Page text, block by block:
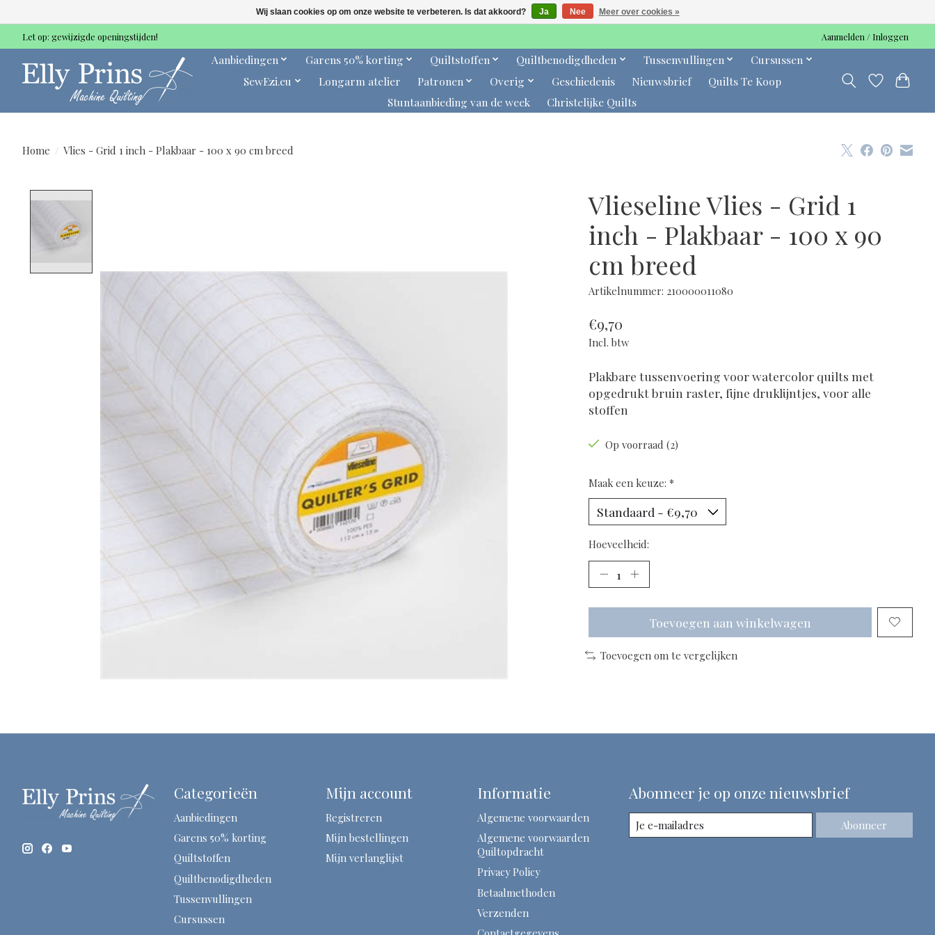
Let op: gewijzigde openingstijden! Aanmelden / Inloggen
Aanbiedingen Garens 50% korting Quiltstoffen Quiltbenodigdheden Tussenvullingen
Cursussen
SewEzi.eu
Longarm atelier Patronen Overig Geschiedenis Nieuwsbrief
Quilts Te Koop
Stuntaanbieding van de week
Christelijke Quilts
Home / Vlies - Grid 1 inch - Plakbaar - 100 x 90 cm breed
Vlieseline Vlies - Grid 1
inch - Plakbaar - 100 x 90
cm breed
Artikelnummer: 210000011080
€9,70
Incl. btw
Plakbare tussenvoering voor watercolor quilts met
opgedrukt bruin raster, fijne druklijntjes, voor alle
stoffen
Op voorraad (2)
Maak een keuze: *
Hoeveelheid:
Toevoegen aan winkelwagen
Toevoegen om te vergelijken
Categorieën
Aanbiedingen
Garens 50% korting
Quiltstoffen
Quiltbenodigdheden
Tussenvullingen
Cursussen
Mijn account
Registreren
Mijn bestellingen
Mijn verlanglijst
Informatie
Algemene voorwaarden
Algemene voorwaarden
Quiltopdracht
Privacy Policy
Betaalmethoden
Verzenden
Abonneer je op onze nieuwsbrief
Abonneer
Wij slaan cookies op om onze website te verbeteren. Is dat akkoord? Ja Nee Meer over cookies »